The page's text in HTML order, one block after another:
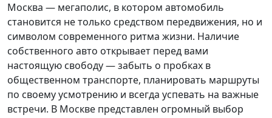
Москва — мегаполис, в котором автомобиль
становится не только средством передвижения, но и
символом современного ритма жизни. Наличие
собственного авто открывает перед вами
настоящую свободу — забыть о пробках в
общественном транспорте, планировать маршруты
по своему усмотрению и всегда успевать на важные
встречи. В Москве представлен огромный выбор